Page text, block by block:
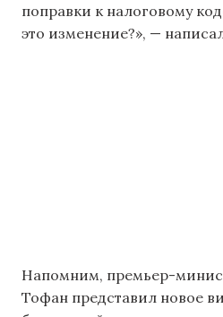
поправки к налоговому
это изменение?», —
Напомним, премьер-
Тофан представил новое